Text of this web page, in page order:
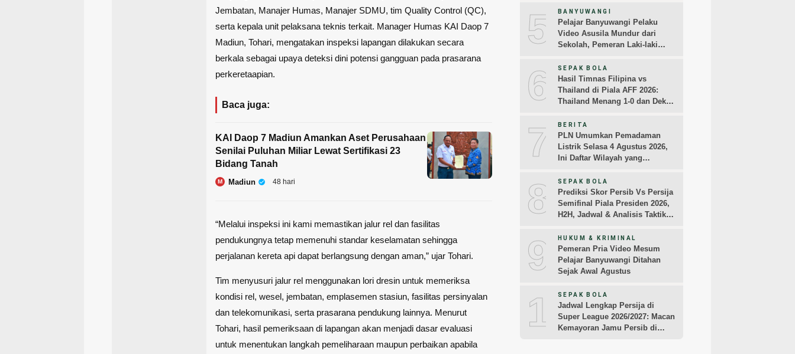
Jembatan, Manajer Humas, Manajer SDMU, tim Quality Control (QC),
serta kepala unit pelaksana teknis terkait. Manager Humas KAI Daop 7
Madiun, Tohari, mengatakan inspeksi lapangan dilakukan secara
berkala sebagai upaya deteksi dini potensi gangguan pada prasarana
perkeretaapian.
Baca juga:
KAI Daop 7 Madiun Amankan Aset Perusahaan
Senilai Puluhan Miliar Lewat Sertifikasi 23
Bidang Tanah
M Madiun 48 hari
“Melalui inspeksi ini kami memastikan jalur rel dan fasilitas
pendukungnya tetap memenuhi standar keselamatan sehingga
perjalanan kereta api dapat berlangsung dengan aman,” ujar Tohari.
Tim menyusuri jalur rel menggunakan lori dresin untuk memeriksa
kondisi rel, wesel, jembatan, emplasemen stasiun, fasilitas persinyalan
dan telekomunikasi, serta prasarana pendukung lainnya. Menurut
Tohari, hasil pemeriksaan di lapangan akan menjadi dasar evaluasi
untuk menentukan langkah pemeliharaan maupun perbaikan apabila
5 BANYUWANGI
Pelajar Banyuwangi Pelaku
Video Asusila Mundur dari
Sekolah, Pemeran Laki-laki
6 SEPAK BOLA
Hasil Timnas Filipina vs
Thailand di Piala AFF 2026:
Thailand Menang 1-0 dan Dekati
7 BERITA
PLN Umumkan Pemadaman
Listrik Selasa 4 Agustus 2026,
Ini Daftar Wilayah yang
8 SEPAK BOLA
Prediksi Skor Persib Vs Persija
Semifinal Piala Presiden 2026,
H2H, Jadwal & Analisis Taktik
9 HUKUM & KRIMINAL
Pemeran Pria Video Mesum
Pelajar Banyuwangi Ditahan
Sejak Awal Agustus
10SEPAK BOLA
Jadwal Lengkap Persija di
Super League 2026/2027: Macan
Kemayoran Jamu Persib di